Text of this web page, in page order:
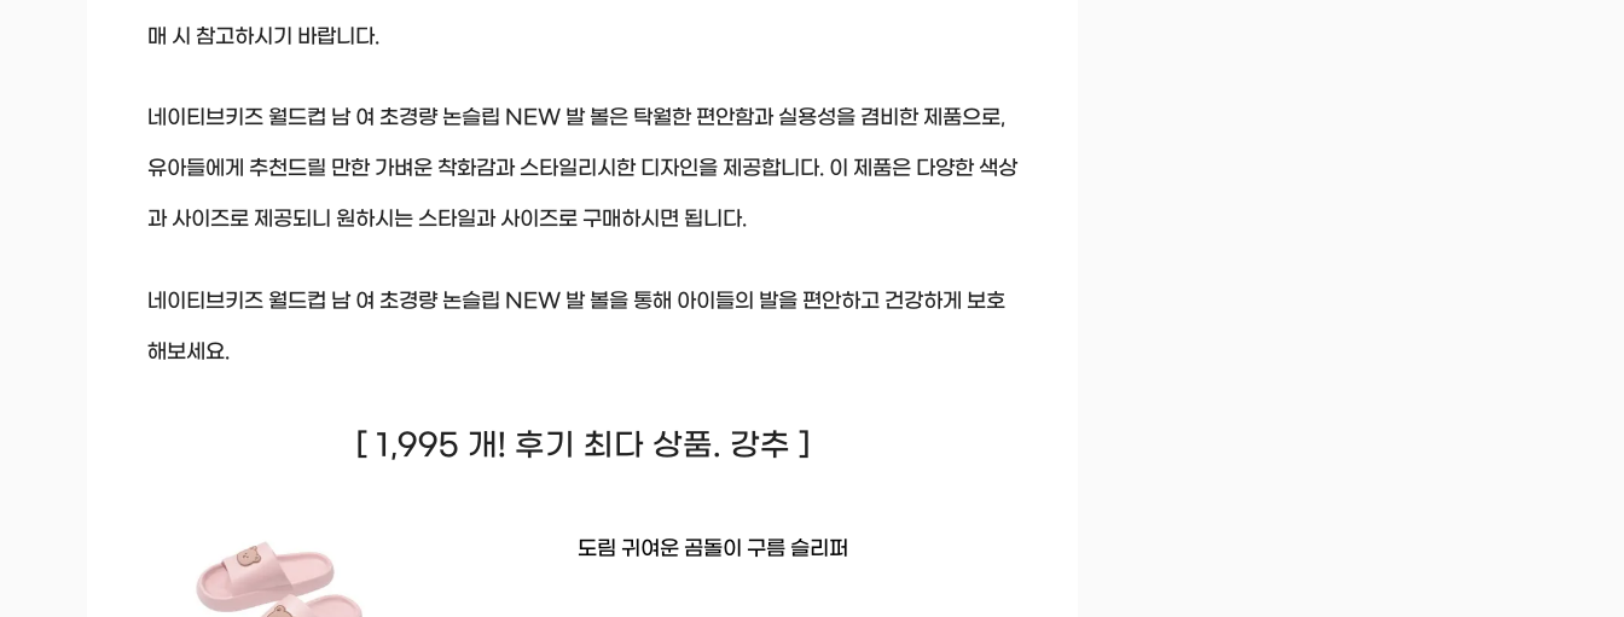
매 시 참고하시기 바랍니다.
네이티브키즈 월드컵 남 여 초경량 논슬립 NEW 발 볼은 탁월한 편안함과 실용성을 겸비한 제품으로,
유아들에게 추천드릴 만한 가벼운 착화감과 스타일리시한 디자인을 제공합니다. 이 제품은 다양한 색상
과 사이즈로 제공되니 원하시는 스타일과 사이즈로 구매하시면 됩니다.
네이티브키즈 월드컵 남 여 초경량 논슬립 NEW 발 볼을 통해 아이들의 발을 편안하고 건강하게 보호
해보세요.
[ 1,995 개! 후기 최다 상품. 강추 ]
도림 귀여운 곰돌이 구름 슬리퍼